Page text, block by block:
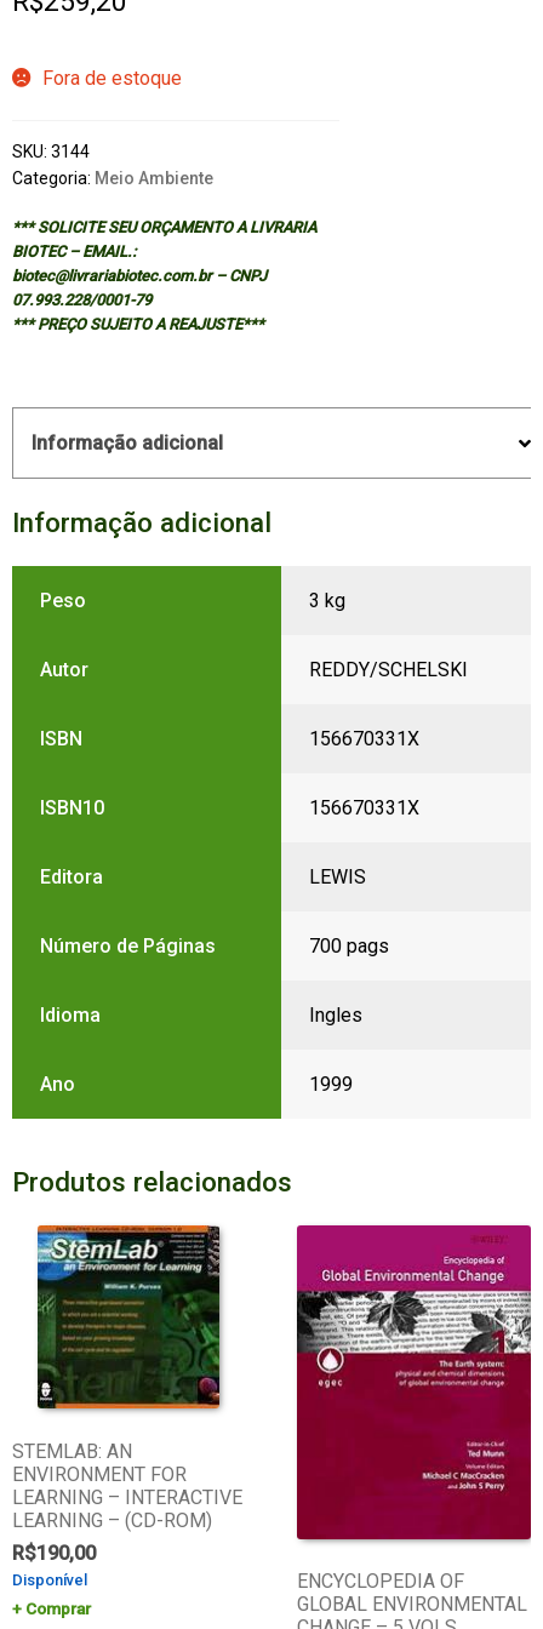
Fora de estoque
SKU: 3144
Categoria: Meio Ambiente
*** SOLICITE SEU ORÇAMENTO A LIVRARIA
BIOTEC – EMAIL.:
biotec@livrariabiotec.com.br – CNPJ
07.993.228/0001-79
*** PREÇO SUJEITO A REAJUSTE***
Informação adicional
Informação adicional
Peso 3 kg
Autor REDDY/SCHELSKI
ISBN 156670331X
ISBN10 156670331X
Editora LEWIS
Número de Páginas 700 pags
Idioma Ingles
Ano 1999
Produtos relacionados
STEMLAB: AN
ENVIRONMENT FOR
LEARNING – INTERACTIVE
LEARNING – (CD-ROM)
R$190,00
Disponível
Comprar
ENCYCLOPEDIA OF
GLOBAL ENVIRONMENTAL